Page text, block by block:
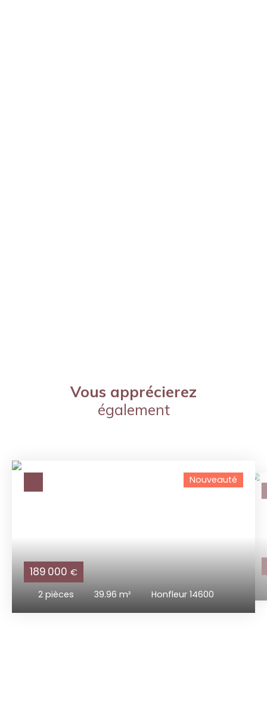
Vous apprécierez
également
189 000 €
2 pièces 39.96 m² Honfleur 14600
Nouveauté